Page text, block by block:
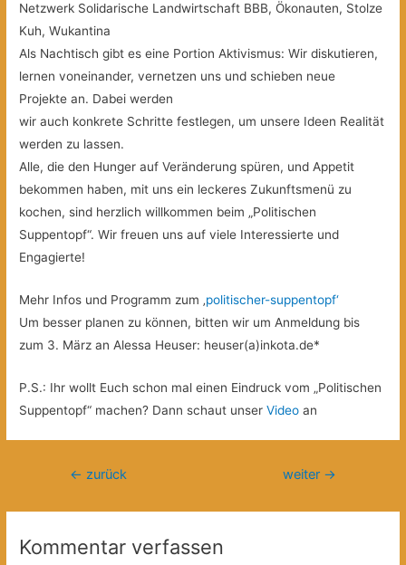
Netzwerk Solidarische Landwirtschaft BBB, Ökonauten, Stolze
Kuh, Wukantina
Als Nachtisch gibt es eine Portion Aktivismus: Wir diskutieren,
lernen voneinander,vernetzen uns und schieben neue
Projekte an. Dabei werden
wir auch konkrete Schritte festlegen, um unsere Ideen Realität
werden zu lassen.
Alle, die den Hunger auf Veränderung spüren, und Appetit
bekommen haben, mit uns ein leckeres Zukunftsmenü zu
kochen, sind herzlich willkommen beim „Politischen
Suppentopf“. Wir freuen uns auf viele Interessierte und
Engagierte!
Mehr Infos und Programm zum ‚politischer-suppentopf‘
Um besser planen zu können, bitten wir um Anmeldung bis
zum 3. März an Alessa Heuser: heuser(a)inkota.de*
P.S.: Ihr wollt Euch schon mal einen Eindruck vom „Politischen
Suppentopf“ machen? Dann schaut unserVideo an
Beitragsnavigation
← zurück weiter →
Kommentar verfassen